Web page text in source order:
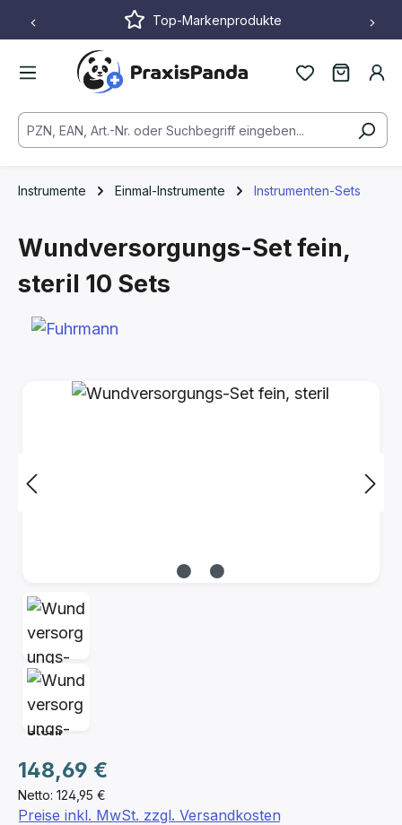
Zum Hauptinhalt springenTop-Markenprodukte
Instrumente Einmal-Instrumente Instrumenten-Sets
Wundversorgungs-Set fein,
steril 10 Sets
Bildergalerie überspringen
Netto: 124,95 €
Regulärer Preis:
148,69 €
Preise inkl. MwSt. zzgl. Versandkosten